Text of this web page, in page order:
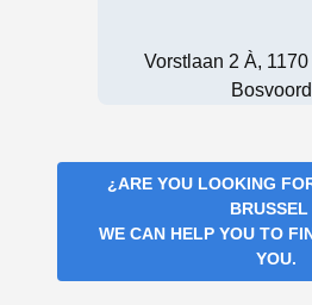
Vorstlaan 2 À,
¿ARE YOU LOOKING
BRUSSEL
WE CAN HELP YOU TO
YOU.